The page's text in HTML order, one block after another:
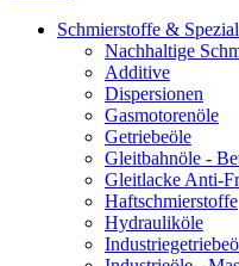
Schmierstoffe &
Nachhaltige
Additive
Dispersionen
Gasmotorenöle
Getriebeöle
Gleitbahnöle -
Gleitlacke Anti-
Haftschmierstoffe
Hydrauliköle